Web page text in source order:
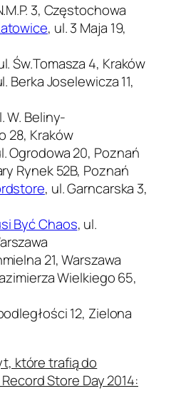
3, Częstochowa
, ul. 3 Maja 19,
Św.Tomasza 4, Kraków
Berka Joselewicza 11,
W. Beliny-
28, Kraków
Ogrodowa 20, Poznań
Rynek 52B, Poznań
, ul. Garncarska 3,
Być Chaos, ul.
21, Warszawa
Wielkiego 65,
12, Zielona
które trafią do
Store Day 2014: